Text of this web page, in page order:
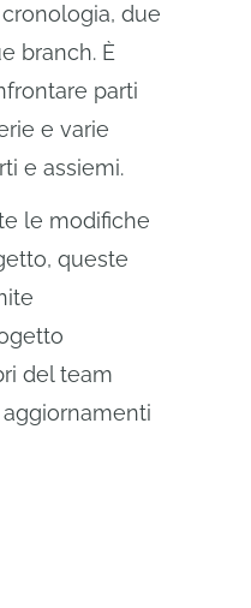
due
branch. È
parti
e varie
e assiemi.
le modifiche
queste
del team